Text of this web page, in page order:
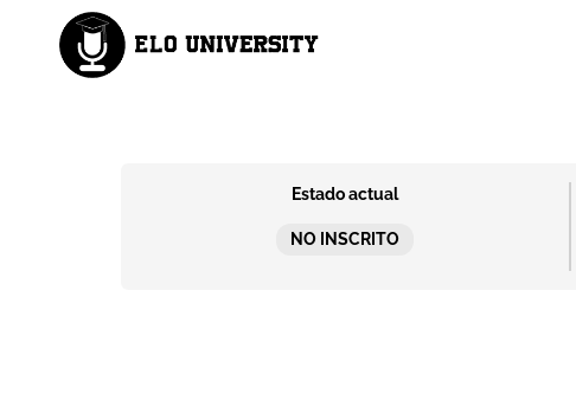
Estado actual
NO INSCRITO